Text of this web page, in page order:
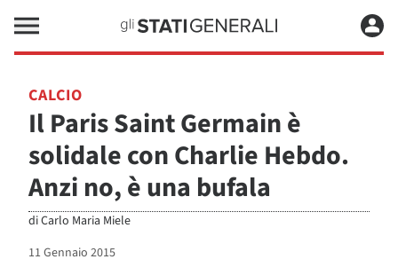
CALCIO
Il Paris Saint Germain è
solidale con Charlie Hebdo.
Anzi no, è una bufala
diCarlo Maria Miele
11 Gennaio 2015